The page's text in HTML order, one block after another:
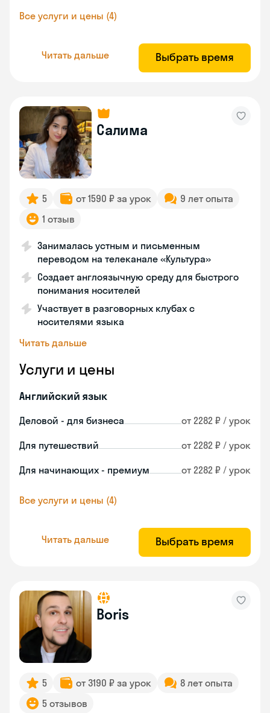
Все услуги и цены (4)
Читать дальше Выбрать время
Салима
5 от 1590 ₽ за урок
9 лет опыта
1 отзыв
Занималась устным и письменным
переводом на телеканале «Культура»
Создает англоязычную среду для быстрого
понимания носителей
Участвует в разговорных клубах с
носителями языка
Читать дальше
Услуги и цены
Английский язык
Деловой - для бизнеса от 2282 ₽ / урок
Для путешествий от 2282 ₽ / урок
Для начинающих - премиум от 2282 ₽ / урок
Все услуги и цены (4)
Читать дальше Выбрать время
Boris
5 от 3190 ₽ за урок
8 лет опыта
5 отзывов